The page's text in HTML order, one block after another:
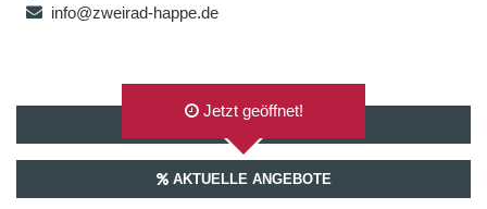
info@zweirad-happe.de
AUF GOOGLEMAPS ANZEIGEN
Jetzt geöffnet!
AKTUELLE ANGEBOTE